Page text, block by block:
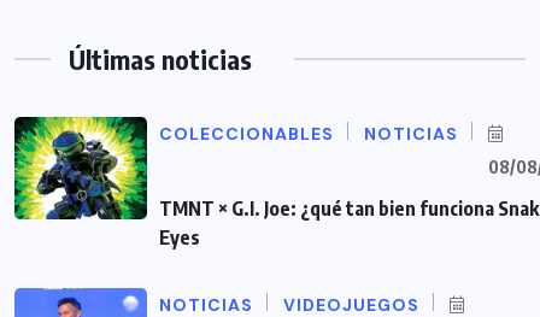
Últimas noticias
COLECCIONABLES NOTICIAS
08/
TMNT × G.I. Joe: ¿qué tan bien funciona
Eyes
NOTICIAS VIDEOJUEGOS